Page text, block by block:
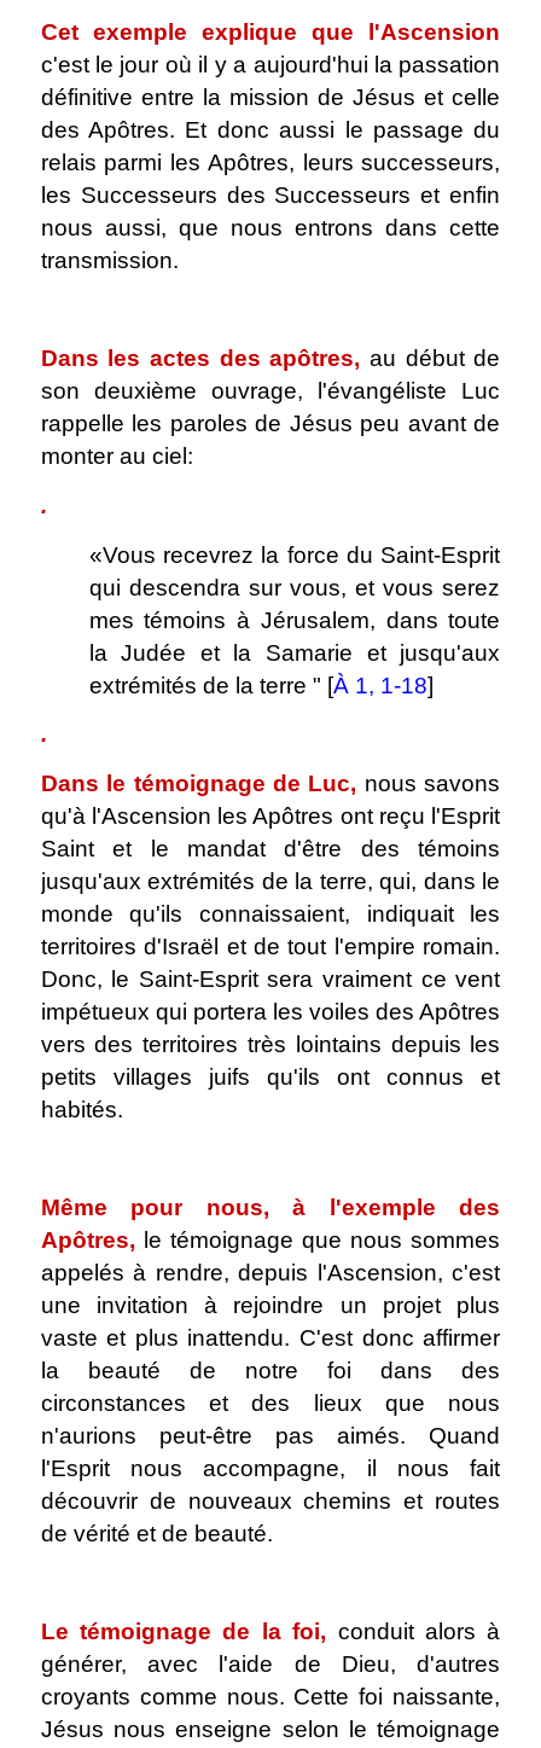
Cet exemple explique que l'Ascension
c'est le jour où il y a aujourd'hui la passation
définitive entre la mission de Jésus et celle
des Apôtres. Et donc aussi le passage du
relais parmi les Apôtres, leurs successeurs,
les Successeurs des Successeurs et enfin
nous aussi, que nous entrons dans cette
transmission.
Dans les actes des apôtres, au début de
son deuxième ouvrage, l'évangéliste Luc
rappelle les paroles de Jésus peu avant de
monter au ciel:
.
«Vous recevrez la force du Saint-Esprit
qui descendra sur vous, et vous serez
mes témoins à Jérusalem, dans toute
la Judée et la Samarie et jusqu'aux
extrémités de la terre " [À 1, 1-18]
.
Dans le témoignage de Luc, nous savons
qu'à l'Ascension les Apôtres ont reçu l'Esprit
Saint et le mandat d'être des témoins
jusqu'aux extrémités de la terre, qui, dans le
monde qu'ils connaissaient, indiquait les
territoires d'Israël et de tout l'empire romain.
Donc, le Saint-Esprit sera vraiment ce vent
impétueux qui portera les voiles des Apôtres
vers des territoires très lointains depuis les
petits villages juifs qu'ils ont connus et
habités.
Même pour nous, à l'exemple des
Apôtres, le témoignage que nous sommes
appelés à rendre, depuis l'Ascension, c'est
une invitation à rejoindre un projet plus
vaste et plus inattendu. C'est donc affirmer
la beauté de notre foi dans des
circonstances et des lieux que nous
n'aurions peut-être pas aimés. Quand
l'Esprit nous accompagne, il nous fait
découvrir de nouveaux chemins et routes
de vérité et de beauté.
Le témoignage de la foi, conduit alors à
générer, avec l'aide de Dieu, d'autres
croyants comme nous. Cette foi naissante,
Jésus nous enseigne selon le témoignage